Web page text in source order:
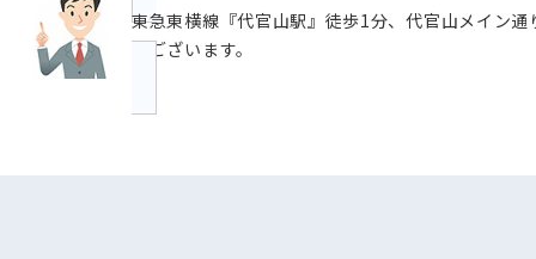
東急東横線『代官山駅』徒歩1分、代官山メイン
がございます。